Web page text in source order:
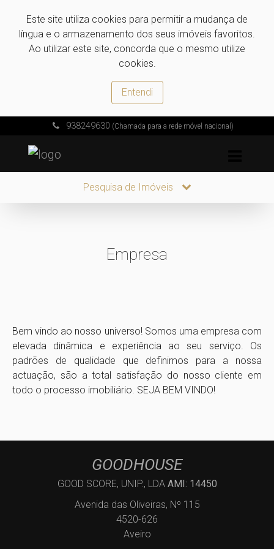
Este site utiliza cookies para permitir a mudança de
língua e o armazenamento dos seus imóveis favoritos.
Ao utilizar este site, concorda que o mesmo utilize
cookies.
Entendi
938249630 (Chamada para a rede móvel nacional)
Pesquisa de Imóveis
Empresa
Bem vindo ao nosso universo! Somos uma empresa com
elevada dinâmica e experiência ao seu serviço. Os
padrões de qualidade que definimos para a nossa
actuação, são a total satisfação do nosso cliente em
todo o processo imobiliário. SEJA BEM VINDO!
GOODHOUSE
GOOD SCORE, UNIP., LDA AMI: 14450
Avenida das Oliveiras, Nº 115
4520-626
Aveiro